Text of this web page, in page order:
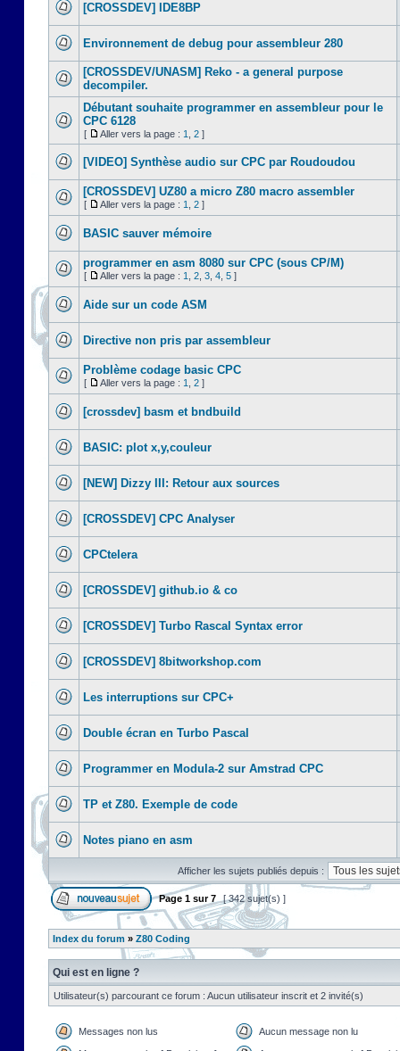
[CROSSDEV] IDE8BP
Environnement de debug pour assembleur 280
[CROSSDEV/UNASM] Reko - a general purpose
decompiler.
Débutant souhaite programmer en assembleur pour le
CPC 6128
[ Aller vers la page : 1 2 ]
[VIDEO] Synthèse audio sur CPC par Roudoudou
[CROSSDEV] UZ80 a micro Z80 macro assembler
[ Aller vers la page : 1 2 ]
BASIC sauver mémoire
programmer en asm 8080 sur CPC (sous CP/M)
[ Aller vers la page : 1 2 3 4 5 ]
Aide sur un code ASM
Directive non pris par assembleur
Problème codage basic CPC
[ Aller vers la page : 1 2 ]
[crossdev] basm et bndbuild
BASIC: plot x,y,couleur
[NEW] Dizzy III: Retour aux sources
[CROSSDEV] CPC Analyser
CPCtelera
[CROSSDEV] github.io & co
[CROSSDEV] Turbo Rascal Syntax error
[CROSSDEV] 8bitworkshop.com
Les interruptions sur CPC+
Double écran en Turbo Pascal
Programmer en Modula-2 sur Amstrad CPC
TP et Z80. Exemple de code
Notes piano en asm
Afficher les sujets publiés depuis :
Page 1 sur7 [ 342 sujet(s) ]
Index du forum » Z80 Coding
Qui est en ligne ?
Utilisateur(s) parcourant ce forum : Aucun utilisateur inscrit et 2 invité(s)
Messages non lus Aucun message non lu